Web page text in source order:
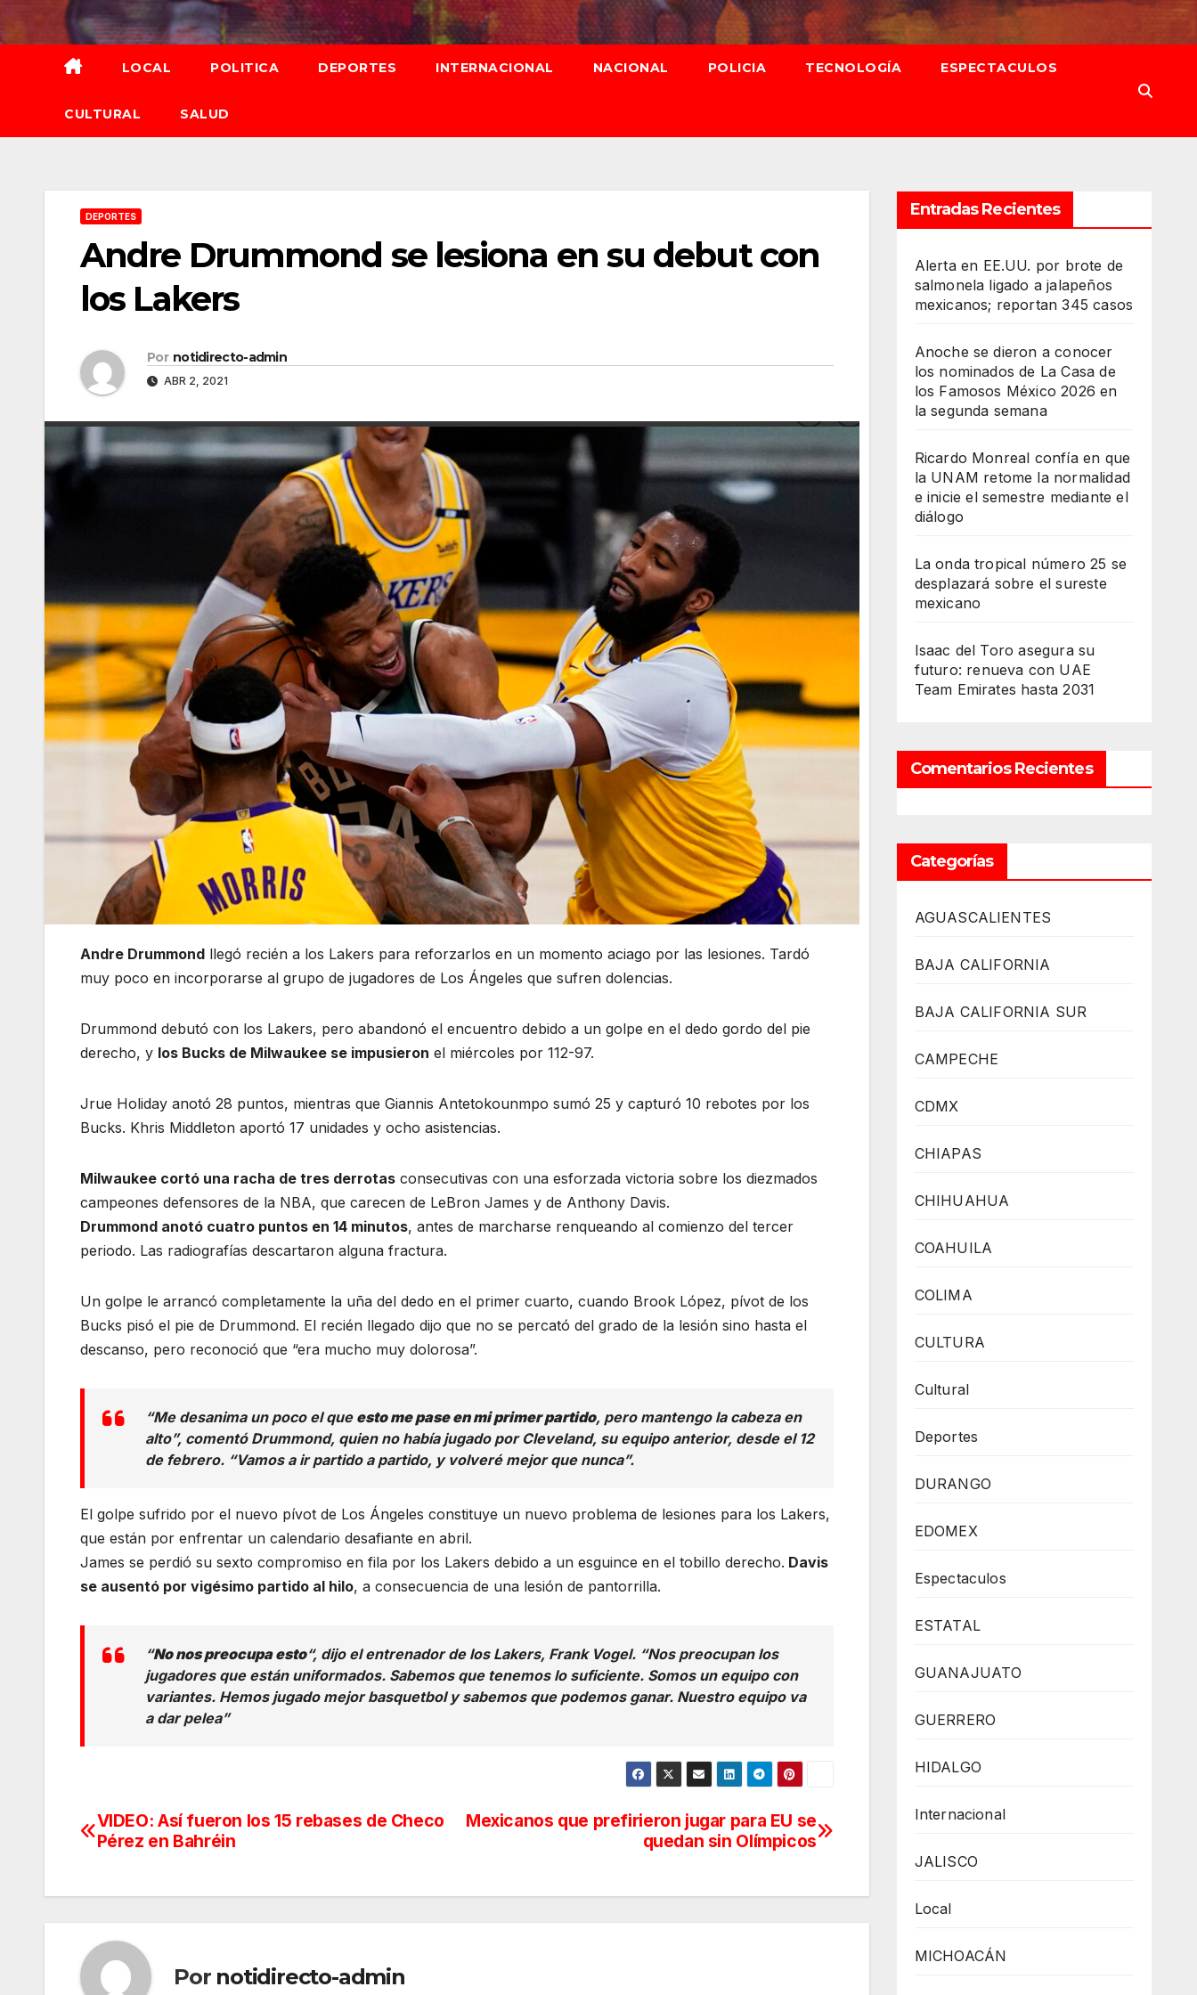
al
contenido
LOCAL POLITICA DEPORTES INTERNACIONAL NACIONAL POLICIA TECNOLOGÍA ESPECTACULOS
CULTURAL SALUD
DEPORTES
Andre Drummond se lesiona en su debut con
los Lakers
Por notidirecto-admin
ABR 2, 2021
Andre Drummond llegó recién a los Lakers para reforzarlos en un momento aciago por las lesiones. Tardó
muy poco en incorporarse al grupo de jugadores de Los Ángeles que sufren dolencias.
Drummond debutó con los Lakers, pero abandonó el encuentro debido a un golpe en el dedo gordo del pie
derecho, y los Bucks de Milwaukee se impusieron el miércoles por 112-97.
Jrue Holiday anotó 28 puntos, mientras que Giannis Antetokounmpo sumó 25 y capturó 10 rebotes por los
Bucks. Khris Middleton aportó 17 unidades y ocho asistencias.
Milwaukee cortó una racha de tres derrotas consecutivas con una esforzada victoria sobre los diezmados
campeones defensores de la NBA, que carecen de LeBron James y de Anthony Davis.
Drummond anotó cuatro puntos en 14 minutos, antes de marcharse renqueando al comienzo del tercer
periodo. Las radiografías descartaron alguna fractura.
Un golpe le arrancó completamente la uña del dedo en el primer cuarto, cuando Brook López, pívot de los
Bucks pisó el pie de Drummond. El recién llegado dijo que no se percató del grado de la lesión sino hasta el
descanso, pero reconoció que “era mucho muy dolorosa”.
“Me desanima un poco el que esto me pase en mi primer partido, pero mantengo la cabeza en
alto”, comentó Drummond, quien no había jugado por Cleveland, su equipo anterior, desde el 12
de febrero. “Vamos a ir partido a partido, y volveré mejor que nunca”.
El golpe sufrido por el nuevo pívot de Los Ángeles constituye un nuevo problema de lesiones para los Lakers,
que están por enfrentar un calendario desafiante en abril.
James se perdió su sexto compromiso en fila por los Lakers debido a un esguince en el tobillo derecho. Davis
se ausentó por vigésimo partido al hilo, a consecuencia de una lesión de pantorrilla.
“No nos preocupa esto“, dijo el entrenador de los Lakers, Frank Vogel. “Nos preocupan los
jugadores que están uniformados. Sabemos que tenemos lo suficiente. Somos un equipo con
variantes. Hemos jugado mejor basquetbol y sabemos que podemos ganar. Nuestro equipo va
a dar pelea”
Navegación
entradas
Mexicanos que prefirieron jugar para EU se
quedan sin Olímpicos
VIDEO: Así fueron los 15 rebases de Checo
Pérez en Bahréin
Por notidirecto-admin
Entradas Recientes
Alerta en EE.UU. por brote de
salmonela ligado a jalapeños
mexicanos; reportan 345 casos
Anoche se dieron a conocer
los nominados de La Casa de
los Famosos México 2026 en
la segunda semana
Ricardo Monreal confía en que
la UNAM retome la normalidad
e inicie el semestre mediante el
diálogo
La onda tropical número 25 se
desplazará sobre el sureste
mexicano
Isaac del Toro asegura su
futuro: renueva con UAE
Team Emirates hasta 2031
Comentarios Recientes
Categorías
AGUASCALIENTES
BAJA CALIFORNIA
BAJA CALIFORNIA SUR
CAMPECHE
CDMX
CHIAPAS
CHIHUAHUA
COAHUILA
COLIMA
CULTURA
Cultural
Deportes
DURANGO
EDOMEX
Espectaculos
ESTATAL
GUANAJUATO
GUERRERO
HIDALGO
Internacional
JALISCO
Local
MICHOACÁN